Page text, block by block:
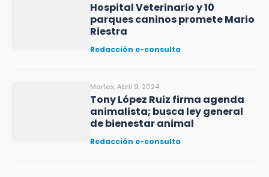
Hospital Veterinario y 10
parques caninos promete Mario
Riestra
Redacción e-consulta
Martes, Abril 9, 2024
Tony López Ruiz firma agenda
animalista; busca ley general
de bienestar animal
Redacción e-consulta